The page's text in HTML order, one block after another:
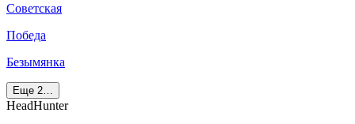
Советская
Победа
Безымянка
Еще 2…
HeadHunter